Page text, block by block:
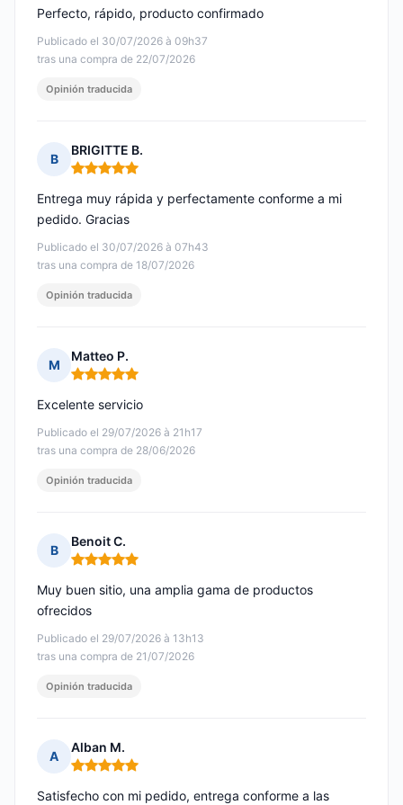
Publicado el 30/07/2026 à 09h37
tras una compra de 22/07/2026
Perfecto, rápido, producto confirmado
Opinión traducida
B
BRIGITTE B.
Nota: 5 de 5
Publicado el 30/07/2026 à 07h43
tras una compra de 18/07/2026
Entrega muy rápida y perfectamente conforme a mi
pedido. Gracias
Opinión traducida
M
Matteo P.
Nota: 5 de 5
Publicado el 29/07/2026 à 21h17
tras una compra de 28/06/2026
Excelente servicio
Opinión traducida
B
Benoit C.
Nota: 5 de 5
Publicado el 29/07/2026 à 13h13
tras una compra de 21/07/2026
Muy buen sitio, una amplia gama de productos
ofrecidos
Opinión traducida
A
Alban M.
Nota: 5 de 5
Satisfecho con mi pedido, entrega conforme a las